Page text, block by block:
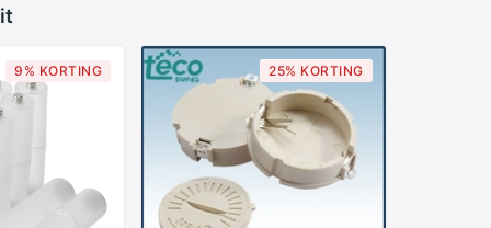
9% KORTING 25% KORTING